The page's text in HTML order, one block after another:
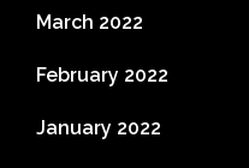
March 2022
February 2022
January 2022